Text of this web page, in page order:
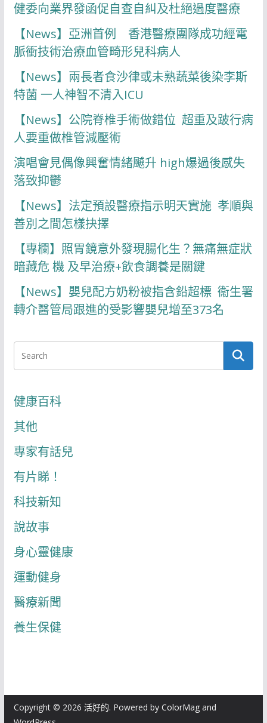
健委向業界發函促自查自糾及杜絕過度醫療
【News】亞洲首例 香港醫療團隊成功經電
脈衝技術治療血管畸形兒科病人
【News】兩長者食沙律或未熟蔬菜後染李斯
特菌 一人神智不清入ICU
【News】公院脊椎手術做錯位 超重及跛行病
人要重做椎管減壓術
演唱會見偶像興奮情緒飇升 high爆過後感失
落致抑鬱
【News】法定預設醫療指示明天實施 孝順與
善別之間怎樣抉擇
【專欄】照胃鏡意外發現腸化生？無痛無症狀
暗藏危 機 及早治療+飲食調養是關鍵
【News】嬰兒配方奶粉被指含鉛超標 衞生署
轉介醫管局跟進的受影響嬰兒增至373名
健康百科
其他
專家有話兒
有片睇！
科技新知
說故事
身心靈健康
運動健身
醫療新聞
養生保健
Copyright © 2026 活好的. Powered by ColorMagand